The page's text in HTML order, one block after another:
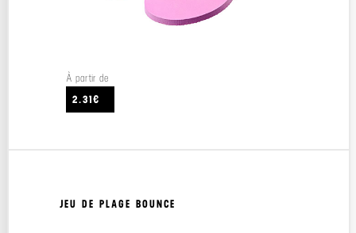
À partir de
2.31€
JEU DE PLAGE BOUNCE